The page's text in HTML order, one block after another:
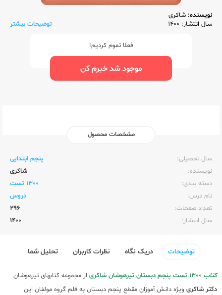
نویسنده: شاکری
سال انتشار: 1400
توضیحات بیشتر
فعلا تموم کردیم!
موجود شد خبرم کن
مشخصات محصول
سال تحصیلی:‌
پنجم ابتدایی
نویسنده:‌
شاکری
دسته بندی:
1300 تست
نام درس:
دروس
تعداد صفحات:‌
296
سال انتشار:‌
1400
توضیحات دریک نگاه نظرات کاربران تحلیل شما
کتاب
از مجموعه کتابهای تیزهوشان
دکتر شاکری ویژه دانش آموزان مقطع پنجم دبستان به قلم گروه مولفان این